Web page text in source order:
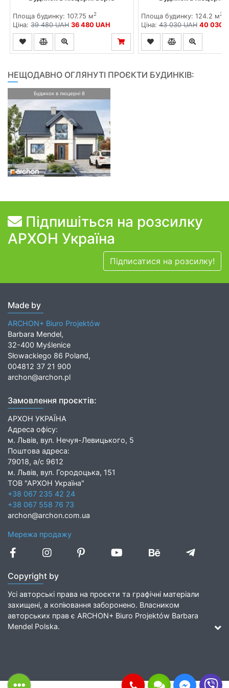
Площа будинку: 107.75 м2
Ціна: 39 480 UAH 36 480 UAH
Площа будинку: 124.2 м2
Ціна:43 030 UAH 40 030
НЕЩОДАВНО ОГЛЯНУТІ ПРОЄКТИ БУДИНКІВ:
Будинок в люцерні 8
Підпишіться на розсилку
АРХОН Україна
Підписатися на розсилку!
Made by
ARCHON+ Biuro Projektów
Barbara Mendel,
32-400 Myślenice
Słowackiego 86 Poland,
004812 37 21 900
archon@archon.pl
Замовлення проєктів:
АРХОН УКРАЇНА
Адреса офісу:
м. Львів, вул. Нечуя-Левицького, 5
Поштова адреса:
79018, а/с 9612
м. Львів, вул. Городоцька, 151
ТОВ "АРХОН Україна"
+38 067 235 42 24
+38 067 558 76 73
archon@archon.com.ua
Мережа продажу
Copyright by
Усі авторські права на проєкти та графічні матеріали
захищені, а копіювання заборонено. Власником
авторських прав є ARCHON+ Biuro Projektów Barbara
Mendel Polska.